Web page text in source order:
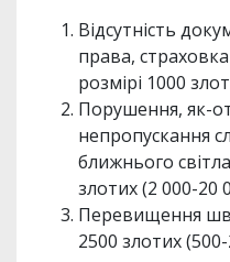
Відсутність
права,
розмірі 1000
Порушення, як-
непропускання
ближнього
злотих (2 000-20
Перевищення
2500 злотих